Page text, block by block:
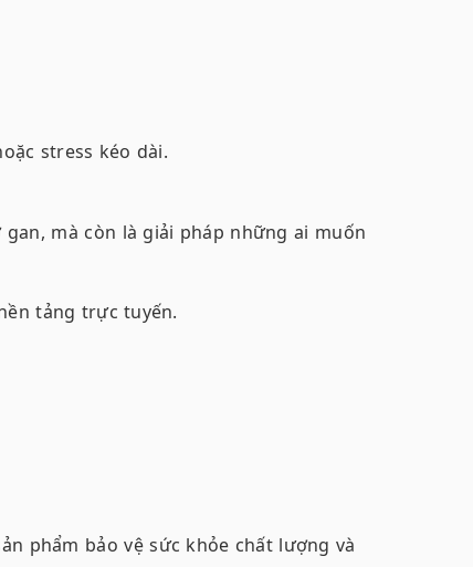
stress kéo dài.
mà còn là giải pháp những ai muốn
tảng trực tuyến.
phẩm bảo vệ sức khỏe chất lượng và